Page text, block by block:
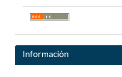
Información